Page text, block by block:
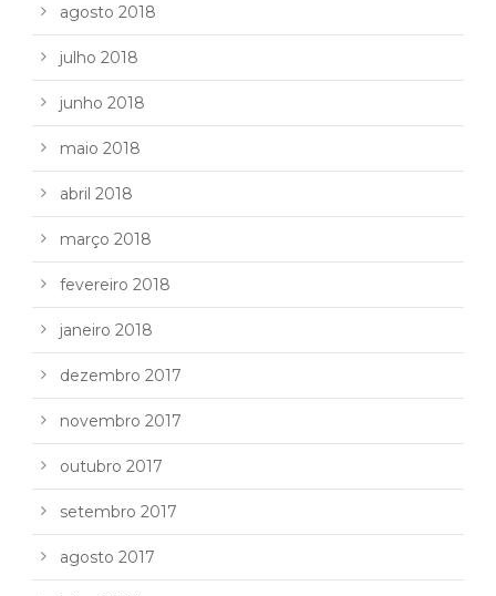
agosto 2018
julho 2018
junho 2018
maio 2018
abril 2018
março 2018
fevereiro 2018
janeiro 2018
dezembro 2017
novembro 2017
outubro 2017
setembro 2017
agosto 2017